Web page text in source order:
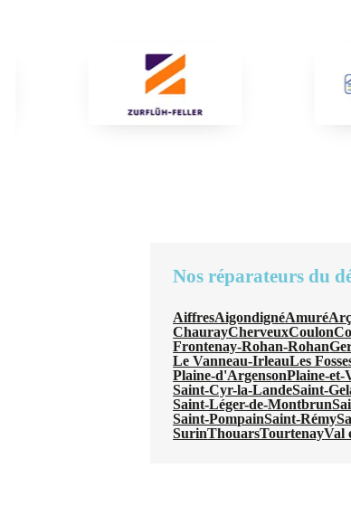
Nos réparateurs du
AiffresAigondignéAmuré
ChaurayCherveuxCoulon
Frontenay-Rohan-Rohan
Le Vanneau-IrleauLes
Plaine-d'ArgensonPlaine-et-
Saint-Cyr-la-LandeSaint-
Saint-Léger-de-Montbrun
Saint-PompainSaint-Rémy
SurinThouarsTourtenayVal